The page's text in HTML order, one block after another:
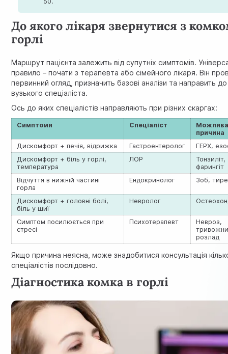
До якого лікаря звернутися з
горлі
Маршрут пацієнта залежить від супутніх симптомів.
правило – почати з терапевта абосімейного лікаря. Він
первинний огляд, призначить базові аналізи та направить до
вузького спеціаліста.
Ось до яких спеціалістів направляють при різних скаргах:
Симптоми Спеціаліст
причина
Дискомфорт + печія, відрижка
Гастроентеролог
ГЕРХ,
Дискомфорт + біль у горлі,
температура
ЛОР
Тонзиліт,
фарингіт
Відчуття в нижній частині
горла
Ендокринолог Зоб,
Дискомфорт + головні болі,
біль у шиї
Невролог
Симптом посилюється при
стресі
Психотерапевт
Невроз,
розлад
Якщо причина неясна, може знадобитися консультація
спеціалістів послідовно.
Діагностика комка в горлі